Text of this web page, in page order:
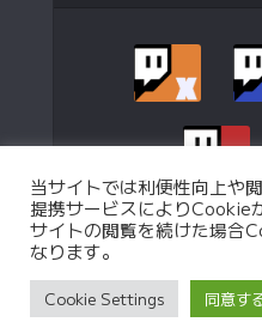
Privacy Policy Custom battle
当サイトでは利便性向上や
提携サービスによりCookie
サイトの閲覧を続けた場合
なります。
Cookie Settings 同意す